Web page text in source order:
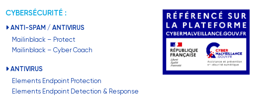
CYBERSÉCURITÉ :
ANTI-SPAM / ANTIVIRUS
Mailinblack – Protect
Mailinblack – Cyber Coach
ANTIVIRUS
Elements Endpoint Protection
Elements Endpoint Detection & Response